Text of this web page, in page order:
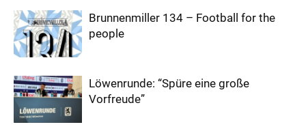
Brunnenmiller 134 – Football for the
people
Löwenrunde: “Spüre eine große
Vorfreude”